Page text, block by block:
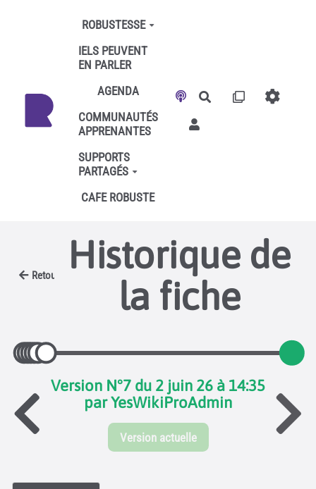
Aller au contenu principal
ROBUSTESSE
IELS PEUVENT
EN PARLER
AGENDA
COMMUNAUTÉS
APPRENANTES
SUPPORTS
PARTAGÉS
CAFE ROBUSTE
Rechercher
Retour
Historique de
la fiche
Version N°7 du 2 juin 26 à 14:35
par YesWikiProAdmin
Version actuelle